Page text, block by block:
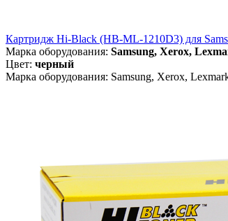
Картридж Hi-Black (HB-ML-1210D3) для
Марка оборудования: Samsung, Xerox,
Цвет: черный
Марка оборудования: Samsung, Xerox,